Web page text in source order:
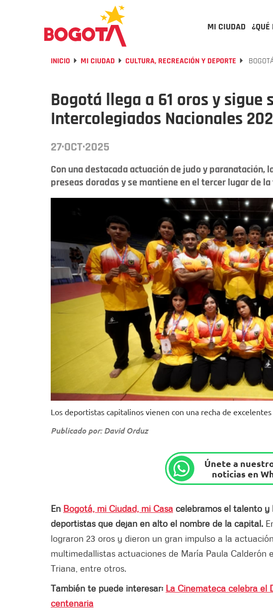
MI CIUDAD ¿QUÉ
INICIO MI CIUDAD CULTURA, RECREACIÓN Y DEPORTE
Bogotá llega a 61 oros y sigue
Intercolegiados Nacionales
27·OCT·2025
Con una destacada actuación de judo y paranatación,
preseas doradas y se mantiene en el tercer lugar de
Los deportistas capitalinos vienen con una recha de
Publicado por: David Orduz
Únete a
noticias en
En Bogotá, mi Ciudad, mi Casa celebramos el talento y
deportistas que dejan en alto el nombre de la capital.
lograron 23 oros y dieron un gran impulso a la
multimedallistas actuaciones de María Paula Calderón
Triana, entre otros.
También te puede interesar: La Cinemateca celebra el
centenaria